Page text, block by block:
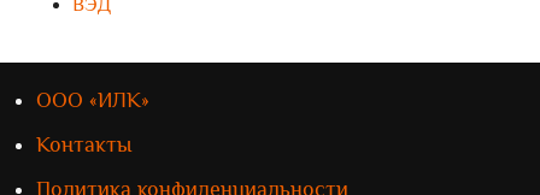
ВЭД
ООО «ИЛК»
Контакты
Политика конфиденциальности